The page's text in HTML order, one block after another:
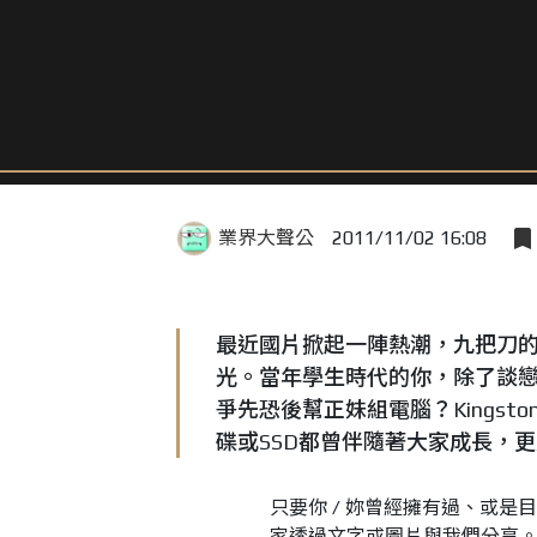
業界大聲公 2011/11/02 16:08
最近國片掀起一陣熱潮，九把刀
光。當年學生時代的你，除了談
爭先恐後幫正妹組電腦？
碟或SSD都曾伴隨著大家成長，
只要你 / 妳曾經擁有過、或是